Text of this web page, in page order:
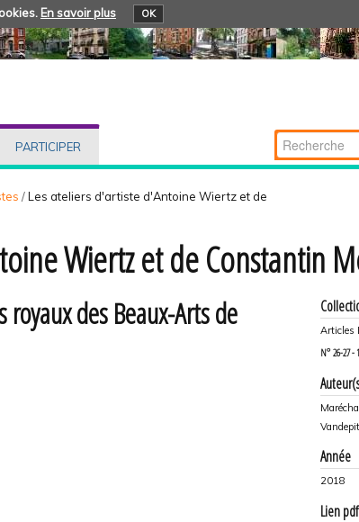
En savoir plus OK
PARTICIPER Chercher par
Recherche
/Les ateliers d'artiste d'Antoine Wiertz et de
Wiertz et de Constantin
des Beaux-Arts de
Articles
N° 26-27 -
Année
2018
Lien pdf